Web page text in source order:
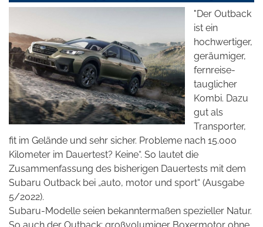
"Der Outback
ist ein
hochwertiger,
geräumiger,
fernreise-
tauglicher
Kombi. Dazu
gut als
Transporter,
fit im Gelände und sehr sicher. Probleme nach 15.000
Kilometer im Dauertest? Keine“. So lautet die
Zusammenfassung des bisherigen Dauertests mit dem
Subaru Outback bei „auto, motor und sport“ (Ausgabe
5/2022).
Subaru-Modelle seien bekanntermaßen spezieller Natur.
So auch der Outback: großvolumiger Boxermotor ohne